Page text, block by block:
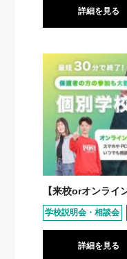
詳細を見る
【来校orオンライ
学校説明会・相談会
詳細を見る